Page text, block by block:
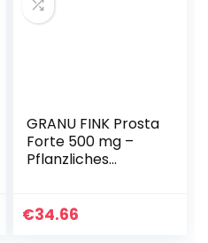
GRANU FINK Prosta
Forte 500 mg –
Pflanzliches
Prostata-
€34.66